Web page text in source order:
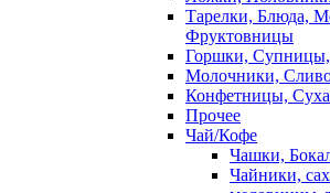
Тарелки, Блюда,
Фруктовницы
Горшки,
Молочники,
Конфетницы,
Прочее
Чай/Кофе
Чашки,
Чайники,